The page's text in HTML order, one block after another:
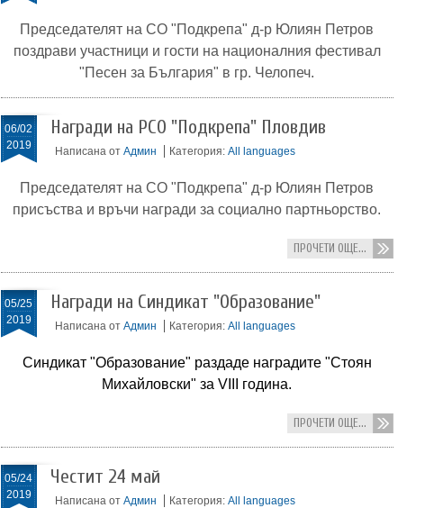
Председателят на СО "Подкрепа" д-р Юлиян Петров
поздрави участници и гости на националния фестивал
"Песен за България" в гр. Челопеч.
06/02
2019
Награди на РСО "Подкрепа" Пловдив
Написана от Админ Категория: All languages
Председателят на СО "Подкрепа" д-р Юлиян Петров
присъства и връчи награди за социално партньорство.
ПРОЧЕТИ ОЩЕ...
05/25
2019
Награди на Синдикат "Образование"
Написана от Админ Категория: All languages
Синдикат "Образование" раздаде наградите "Стоян
Михайловски" за VIII година.
ПРОЧЕТИ ОЩЕ...
05/24
2019
Честит 24 май
Написана от Админ Категория: All languages